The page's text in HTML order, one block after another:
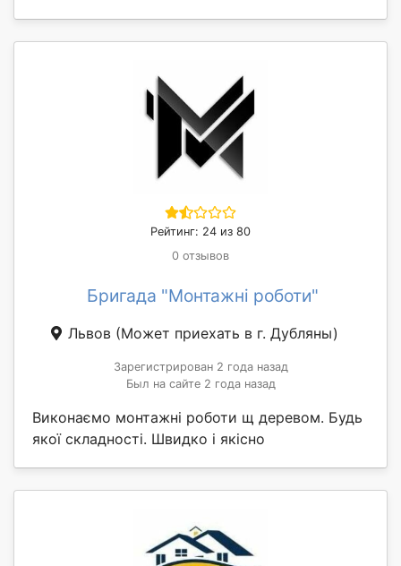
Рейтинг: 24 из 80
0 отзывов
Бригада "Монтажні роботи"
Львов (Может приехать в г. Дубляны)
Зарегистрирован 2 года назад
Был на сайте 2 года назад
Виконаємо монтажні роботи щ деревом. Будь
якої складності. Швидко і якісно